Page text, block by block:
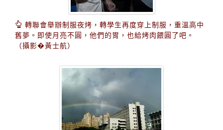
轉聯會舉辦制服夜烤，轉學生再度穿上制服，重溫高中
舊夢。即使月亮不圓，他們的胃，也給烤肉餵圓了吧。
（攝影�黃士航）